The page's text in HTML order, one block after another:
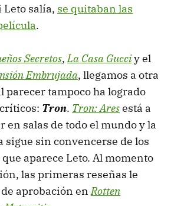
Leto salía, se quitaban las
.
Secretos,La Casa Gucciy el
Embrujada, llegamos a otra
parecer tampoco ha logrado
Tron. Tron: Aresestá a
en salas de todo el mundo y la
sin convencerse de los
aparece Leto. Al momento
las primeras reseñas le
aprobación enRotten